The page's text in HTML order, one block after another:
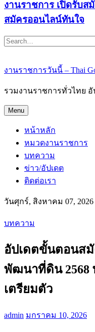
งานราชการ เปิดรับส
สมัครออนไลน์ทันใจ
Search
งานราชการวันนี้ – Thai
รวมงานราชการทั่วไทย
Menu
หน้าหลัก
หมวดงานราชการ
บทความ
ข่าว/อัปเดต
ติดต่อเรา
วันศุกร์, สิงหาคม 07, 2026
บทความ
อัปเดตขั้นตอนส
พัฒนาที่ดิน 2568
เตรียมตัว
admin มกราคม 10, 2026